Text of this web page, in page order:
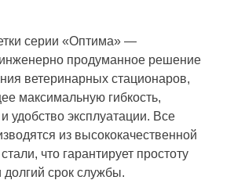
серии «Оптима» —
продуманное решение
ветеринарных стационаров,
максимальную гибкость,
удобство эксплуатации. Все
из высококачественной
что гарантирует простоту
срок службы.